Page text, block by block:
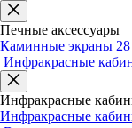
Печные аксессуары
Каминные экраны 28
Инфракрасные
Инфракрасные
Инфракрасные